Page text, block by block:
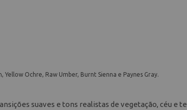
Ochre, Raw Umber, Burnt Sienna e Paynes Gray.
suaves e tons realistas de vegetação, céu e